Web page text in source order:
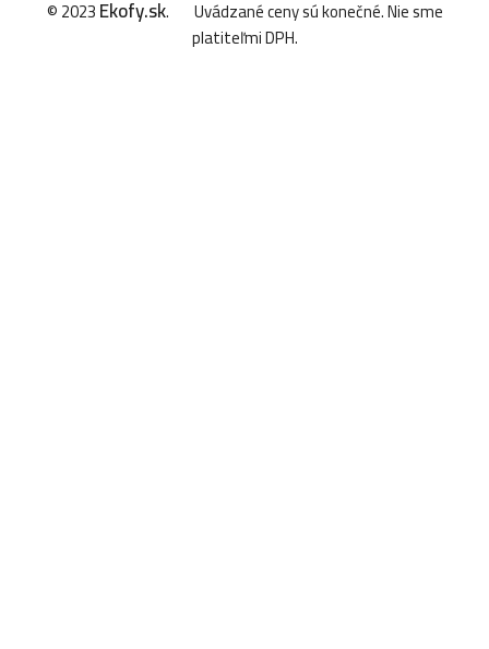
© 2023Ekofy.sk.
Uvádzané ceny sú konečné. Nie sme
platiteľmi DPH.